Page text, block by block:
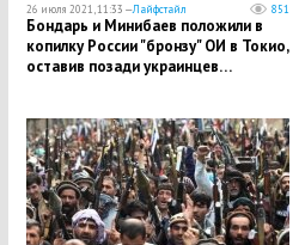
26 июля 2021, 11:33 —Лайфстайл 851
​Бондарь и Минибаев положили в
копилку России "бронзу" ОИ в Токио,
оставив позади украинцев…